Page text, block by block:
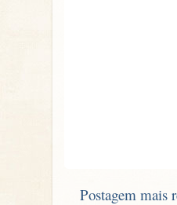
Postagem mais